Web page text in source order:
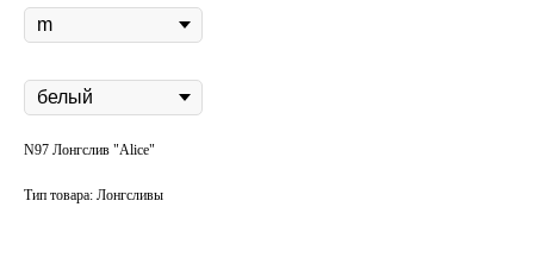
N97 Лонгслив "Alice"
Тип товара: Лонгсливы